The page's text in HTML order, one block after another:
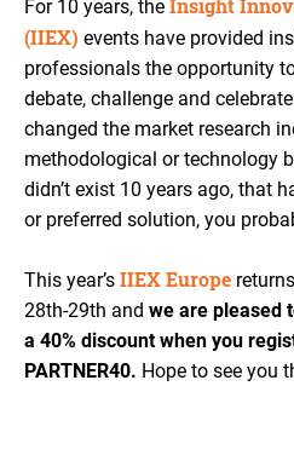
For 10 years, the Insight
(IIEX) events have provided
professionals the opportunity
debate, challenge and
changed the market research
methodological or technology
didn’t exist 10 years ago, that
or preferred solution, you
This year’s IIEX Europe
28th-29th and we are pleased
a 40% discount when you
PARTNER40. Hope to see you